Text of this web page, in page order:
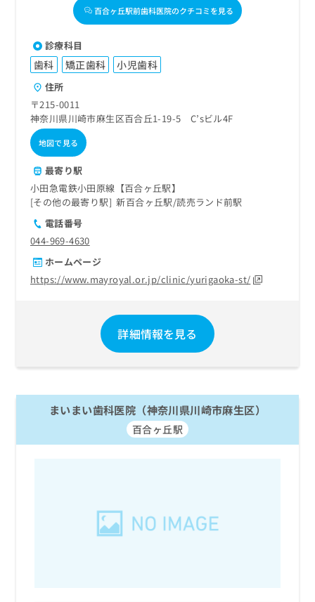
百合ヶ丘駅前歯科医院のクチコミを見る
診療科目
歯科 矯正歯科 小児歯科
住所
〒215-0011
神奈川県川崎市麻生区百合丘1-19-5 C’sビル4F
地図で見る
最寄り駅
小田急電鉄小田原線【百合ヶ丘駅】
その他の最寄り駅
新百合ヶ丘駅 読売ランド前駅
電話番号
044-969-4630
ホームページ
https://www.mayroyal.or.jp/clinic/yurigaoka-st/
詳細情報を見る
まいまい歯科医院（神奈川県川崎市麻生区）
百合ヶ丘駅